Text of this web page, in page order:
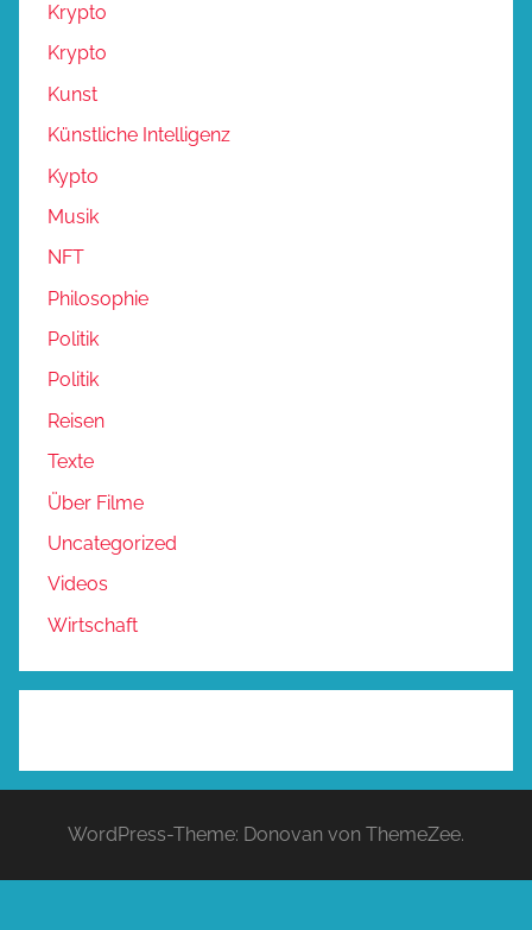
Krypto
Krypto
Kunst
Künstliche Intelligenz
Kypto
Musik
NFT
Philosophie
Politik
Politik
Reisen
Texte
Über Filme
Uncategorized
Videos
Wirtschaft
WordPress-Theme: Donovan von ThemeZee.